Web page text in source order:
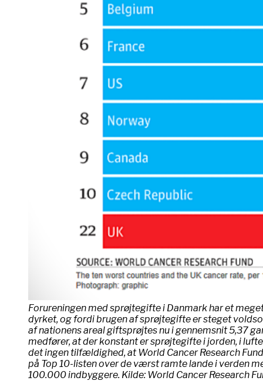
Forureningen med sprøjtegifte i Danmark har et
dyrket, og fordi brugen af sprøjtegifte er steget
af nationens areal giftsprøjtes nu i gennemsnit 5,37
medfører, at der konstant er sprøjtegifte i jorden, i
det ingen tilfældighed, at World Cancer Research
på Top 10-listen over de værst ramte lande i verden
100.000 indbyggere. Kilde: World Cancer Research